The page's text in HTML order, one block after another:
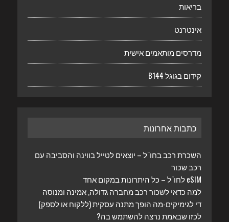
בריאות
אינטרנט
מדרסים מותאמים אישית
קידום בגוגל B144
כתבות אחרונות
השכרת רכב בחו"ל – יוצאים לטייל בווינה והסביבה עם
רכב שכור
eSIM לחו"ל – כל היתרונות במקום אחד
למה כדאי לשכור רכב מחברה גדולה, אמינה ומנוסה
די לגימיקים-מה הופך מתנה עסקית (ללקוח או לספק)
לכזו שבאמת נרצה להשתמש בה?